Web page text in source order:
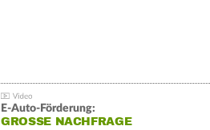
E-Auto-Förderung:
GROSSE NACHFRAGE